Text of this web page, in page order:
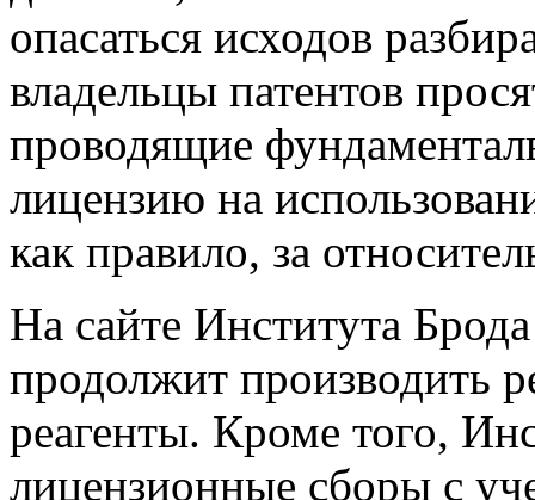
опасаться исходов
владельцы патентов
проводящие
лицензию на
как правило, за
На сайте Института
продолжит производить
реагенты. Кроме того,
лицензионные сборы с